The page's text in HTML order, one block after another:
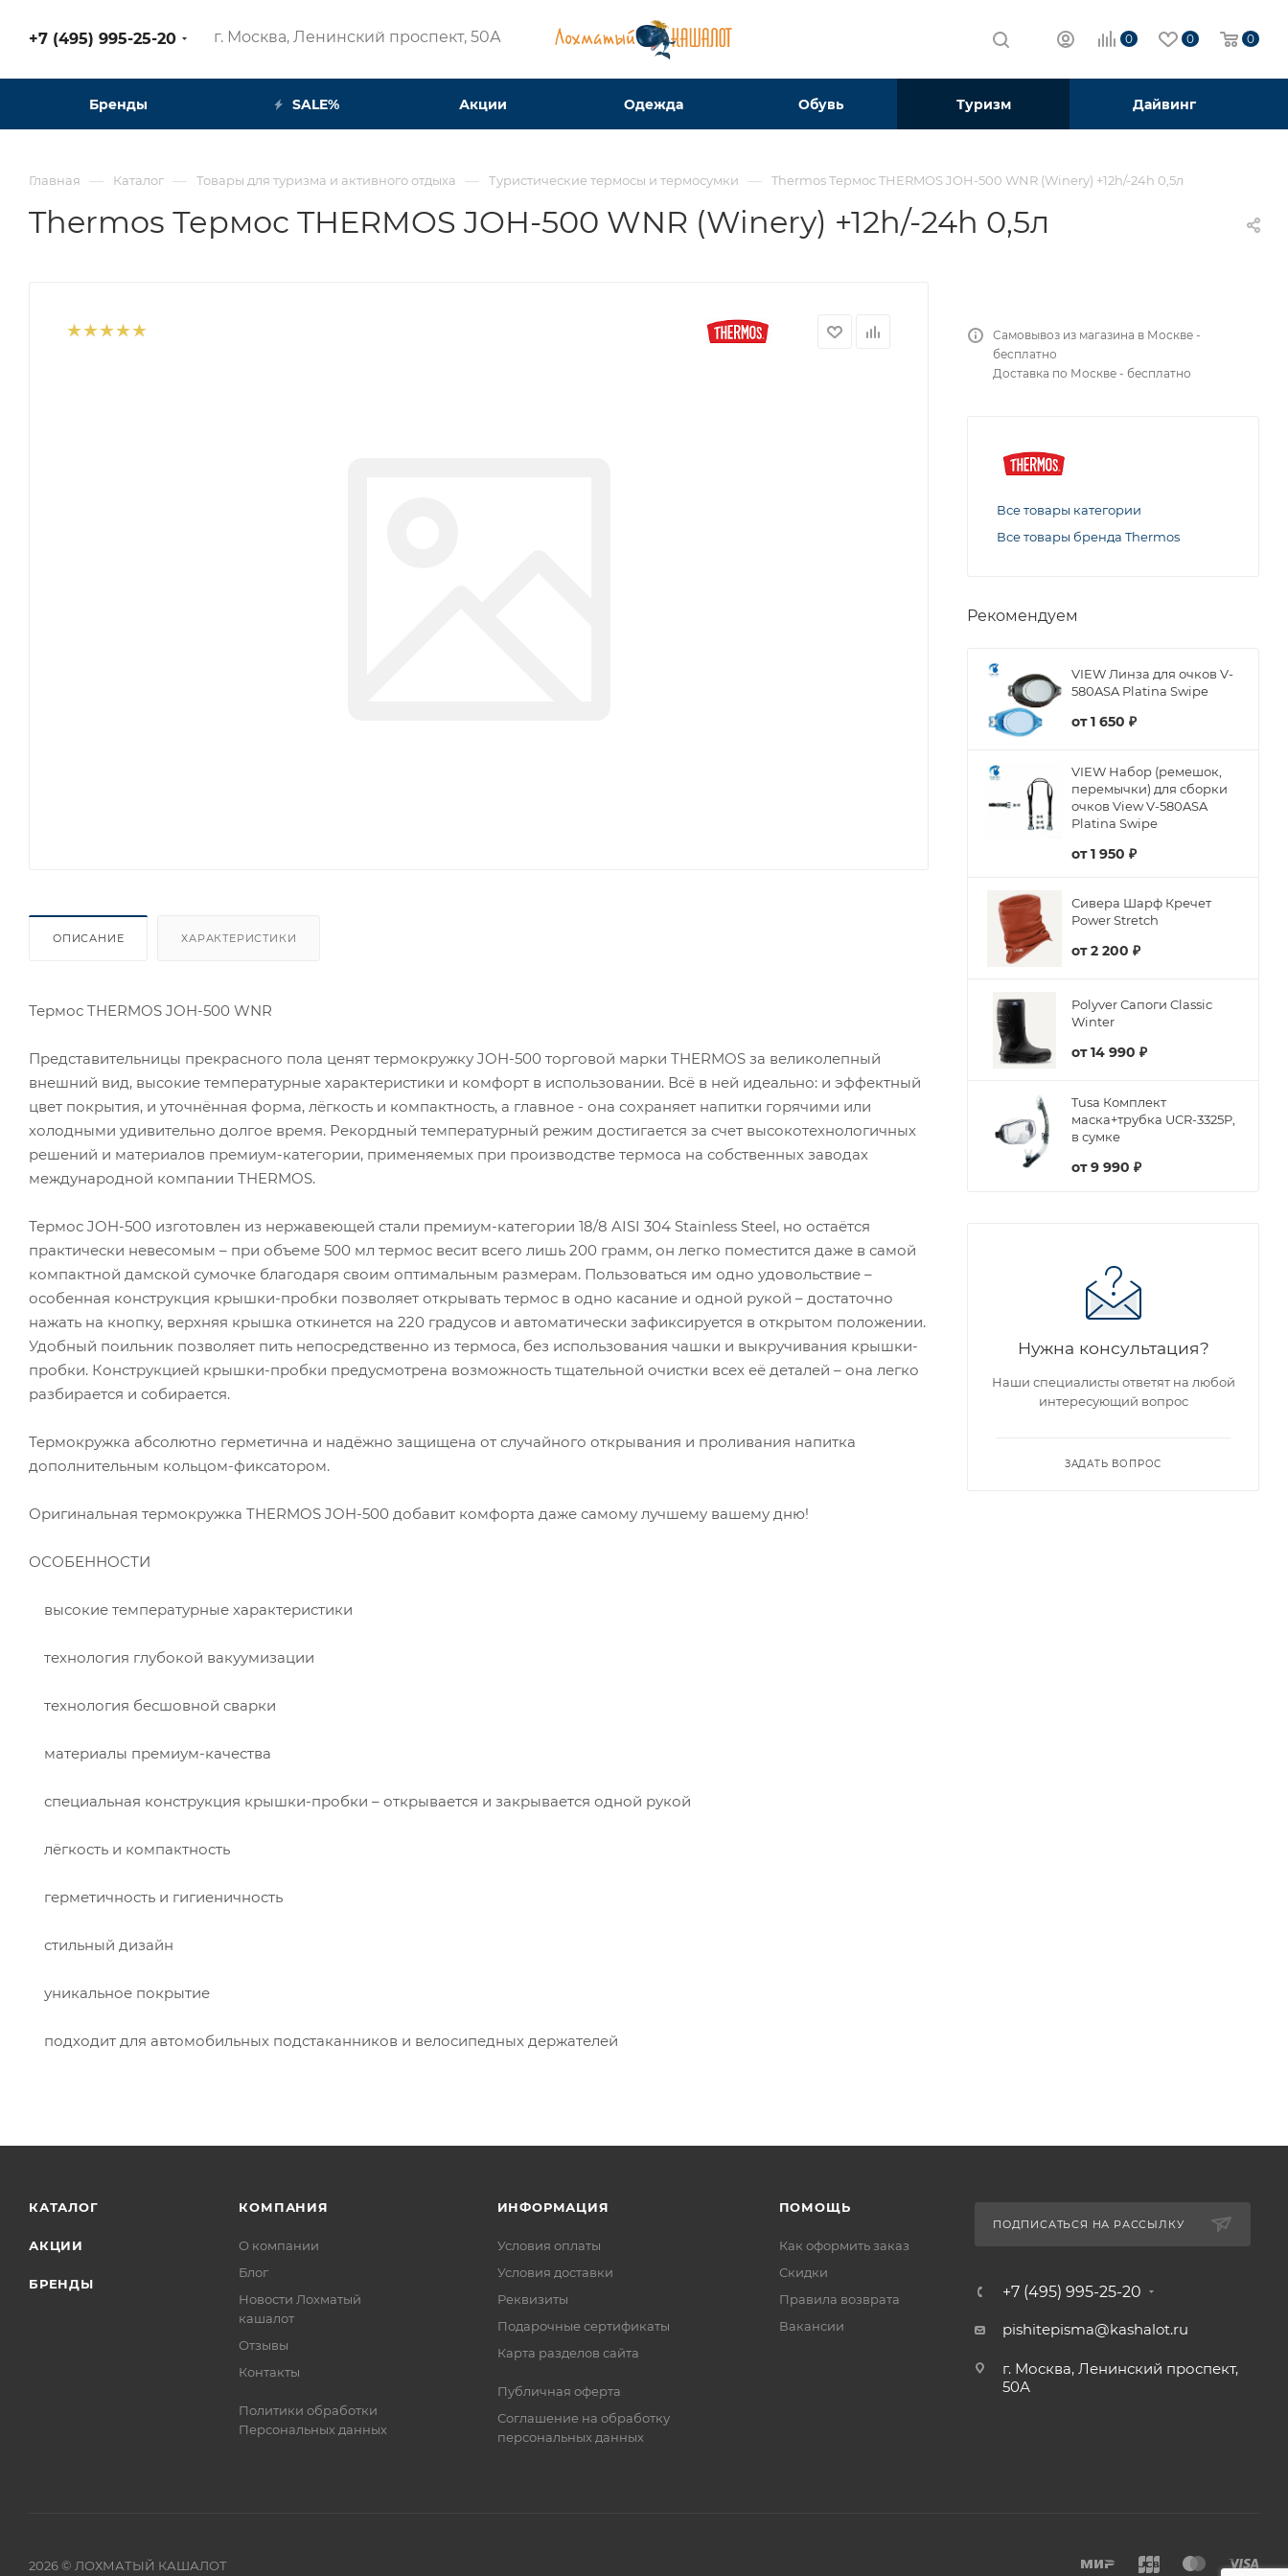
+7 (495) 995-25-20​ г. Москва, Ленинский проспект, 50А​ 0 0 0
Бренды SALE% Акции Одежда Обувь Туризм Дайвинг
Главная — Каталог — Товары для туризма и активного отдыха — Туристические термосы и термосумки — Thermos Термос THERMOS JOH-500 WNR (Winery) +12h/-24h 0,5л
Thermos Термос THERMOS JOH-500 WNR (Winery) +12h/-24h 0,5л
ОПИСАНИЕ ХАРАКТЕРИСТИКИ
Термос THERMOS JOH-500 WNR
Представительницы прекрасного пола ценят термокружку JOH-500 торговой марки THERMOS за великолепный
внешний вид, высокие температурные характеристики и комфорт в использовании. Всё в ней идеально: и эффектный
цвет покрытия, и уточнённая форма, лёгкость и компактность, а главное - она сохраняет напитки горячими или
холодными удивительно долгое время. Рекордный температурный режим достигается за счет высокотехнологичных
решений и материалов премиум-категории, применяемых при производстве термоса на собственных заводах
международной компании THERMOS.
Термос JOH-500 изготовлен из нержавеющей стали премиум-категории 18/8 AISI 304 Stainless Steel, но остаётся
практически невесомым – при объеме 500 мл термос весит всего лишь 200 грамм, он легко поместится даже в самой
компактной дамской сумочке благодаря своим оптимальным размерам. Пользоваться им одно удовольствие –
особенная конструкция крышки-пробки позволяет открывать термос в одно касание и одной рукой – достаточно
нажать на кнопку, верхняя крышка откинется на 220 градусов и автоматически зафиксируется в открытом положении.
Удобный поильник позволяет пить непосредственно из термоса, без использования чашки и выкручивания крышки-
пробки. Конструкцией крышки-пробки предусмотрена возможность тщательной очистки всех её деталей – она легко
разбирается и собирается.
Термокружка абсолютно герметична и надёжно защищена от случайного открывания и проливания напитка
дополнительным кольцом-фиксатором.
Оригинальная термокружка THERMOS JOH-500 добавит комфорта даже самому лучшему вашему дню!
ОСОБЕННОСТИ
высокие температурные характеристики
технология глубокой вакуумизации
технология бесшовной сварки
материалы премиум-качества
специальная конструкция крышки-пробки – открывается и закрывается одной рукой
лёгкость и компактность
герметичность и гигиеничность
стильный дизайн
уникальное покрытие
подходит для автомобильных подстаканников и велосипедных держателей
Самовывоз из магазина в Москве -
бесплатно
Доставка по Москве - бесплатно
Все товары категории
Все товары бренда Thermos
Рекомендуем
VIEW Линза для очков V-
580ASA Platina Swipe
от1 650 ₽
VIEW Набор (ремешок,
перемычки) для сборки
очков View V-580ASA
Platina Swipe
от1 950 ₽
Сивера Шарф Кречет
Power Stretch
от2 200 ₽
Polyver Сапоги Classic
Winter
от14 990 ₽
Tusa Комплект
маска+трубка UCR-3325P,
в сумке
от9 990 ₽
Нужна консультация?
Наши специалисты ответят на любой
интересующий вопрос
ЗАДАТЬ ВОПРОС
КАТАЛОГ
АКЦИИ
БРЕНДЫ
КОМПАНИЯ
О компании
Блог
Новости Лохматый
кашалот
Отзывы
Контакты
Политики обработки
Персональных данных
ИНФОРМАЦИЯ
Условия оплаты
Условия доставки
Реквизиты
Подарочные сертификаты
Карта разделов сайта
Публичная оферта
Соглашение на обработку
персональных данных
ПОМОЩЬ
Как оформить заказ
Скидки
Правила возврата
Вакансии
ПОДПИСАТЬСЯ НА РАССЫЛКУ
+7 (495) 995-25-20​
pishitepisma@kashalot.ru
г. Москва, Ленинский проспект,
50А​
2026 © ЛОХМАТЫЙ КАШАЛОТ